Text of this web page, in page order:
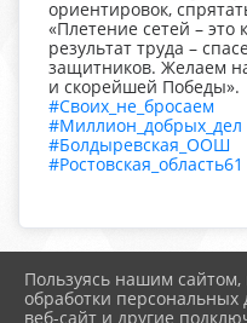
ориентировок,
«Плетение сетей – это
результат труда –
защитников. Желаем
и скорейшей Победы».
#Своих_не_бросаем
#Миллион_добрых_дел
#Болдыревская_ООШ
#Ростовская_область61
2026 г. boldschool-rostov.ru
Вход
Пользуясь нашим сайтом,
обработки
веб-сайт и другие